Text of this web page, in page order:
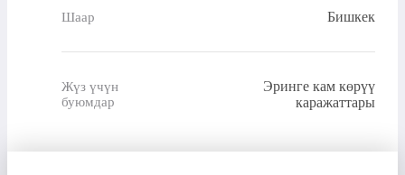
Шаар Бишкек
Жүз үчүн
буюмдар
Эринге кам көрүү
каражаттары